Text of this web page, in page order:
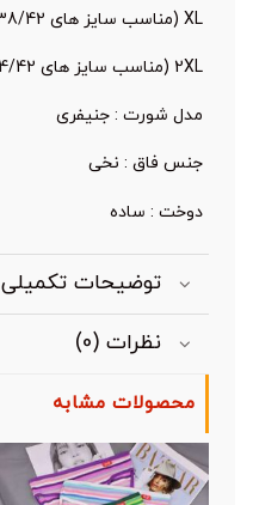
XL (مناسب سایز های 38/42)
2XL (مناسب سایز های 44/42)
مدل شورت : جنیفری
جنس فاق : نخی
دوخت : ساده
توضیحات تکمیلی
نظرات (0)
محصولات مشابه